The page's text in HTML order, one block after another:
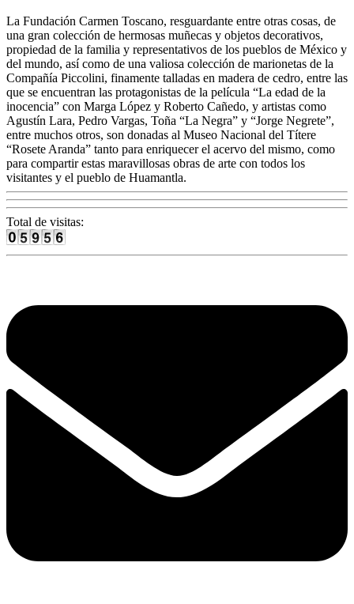
La Fundación Carmen Toscano, resguardante entre otras cosas, de
una gran colección de hermosas muñecas y objetos decorativos,
propiedad de la familia y representativos de los pueblos de México y
del mundo, así como de una valiosa colección de marionetas de la
Compañía Piccolini, finamente talladas en madera de cedro, entre las
que se encuentran las protagonistas de la película “La edad de la
inocencia” con Marga López y Roberto Cañedo, y artistas como
Agustín Lara, Pedro Vargas, Toña “La Negra” y “Jorge Negrete”,
entre muchos otros, son donadas al Museo Nacional del Títere
“Rosete Aranda” tanto para enriquecer el acervo del mismo, como
para compartir estas maravillosas obras de arte con todos los
visitantes y el pueblo de Huamantla.
Total de visitas: